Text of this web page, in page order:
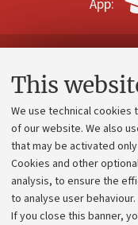
This
We use technical
of our website. We also
that may be activated
Cookies and other
analysis, to ensure the
to analyse user behaviour.
If you close this banner,
App: